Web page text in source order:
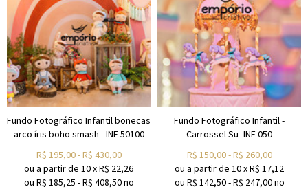
Fundo Fotográfico Infantil bonecas
arco íris boho smash - INF 50100
R$ 195,00-R$ 430,00
ou a partir de 10xR$ 22,26
ou R$ 185,25 -R$ 408,50no
Fundo Fotográfico Infantil -
Carrossel Su -INF 050
R$ 150,00-R$ 260,00
ou a partir de 10xR$ 17,12
ou R$ 142,50-R$ 247,00no